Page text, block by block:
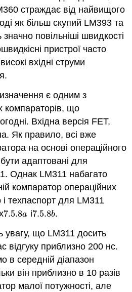
страждає від найвищого
як більш скупий LM393 та
повільніші швидкості
пристрої часто
вхідні струми
є одним з
компараторів, що
Вхідна версія FET,
Як правило, всі вже
на основі операційного
адаптовані для
Однак LM311 набагато
компаратор операційних
і техпаспорт для LM311
7.5.8a
7.5.8a і7.5.8b
7.5.8b
.
увагу, що LM311 досить
відгуку приблизно 200 нс.
в середній діапазон
він приблизно в 10 разів
малої потужності, але